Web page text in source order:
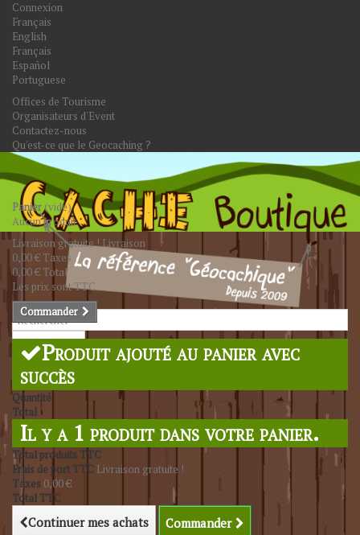
Connexion
Français
English
Français
Español
Portuguese
Offices de Tourisme
Organisateurs d'Event
Contactez-nous
Qu'est-ce que le Geocaching ?
Rechercher
Panier(vide)
Aucun produit
Livraison gratuite !Livraison
0,00 € Taxes
0,00 € Total
Les prix sont TTC
Commander
Produit ajouté au panier avec
succès
Quantité
Total
Il y a 1 produit dans votre panier.
Total produits TTC
Frais de port TTC Livraison gratuite !
Taxes 0,00 €
Total TTC
Continuer mes achats Commander